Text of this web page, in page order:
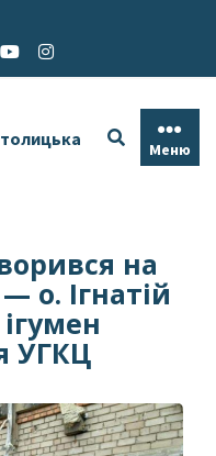
Меню
на
о. Ігнатій
УГКЦ